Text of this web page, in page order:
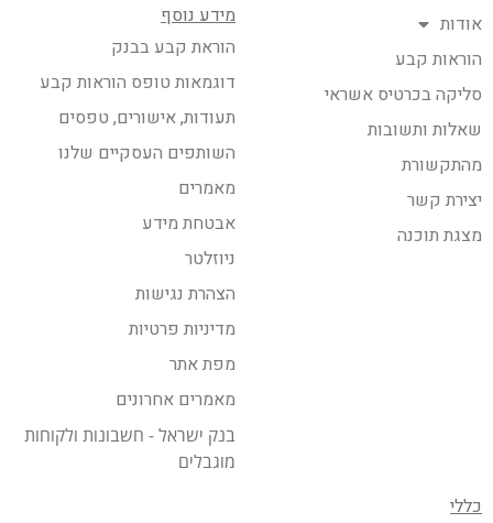
אודות
הוראות קבע
סליקה בכרטיס אשראי
שאלות ותשובות
מהתקשורת
יצירת קשר
מצגת תוכנה
מידע נוסף
הוראת קבע בבנק
דוגמאות טופס הוראות קבע
תעודות, אישורים, טפסים
השותפים העסקיים שלנו
מאמרים
אבטחת מידע
ניוזלטר
הצהרת נגישות
מדיניות פרטיות
מפת אתר
מאמרים אחרונים
בנק ישראל - חשבונות ולקוחות
מוגבלים
כללי